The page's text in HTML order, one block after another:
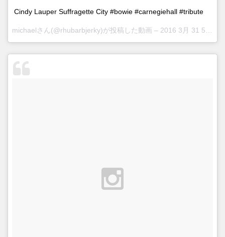
Cindy Lauper Suffragette City #bowie #carnegiehall #tribute
michaelさん(@rhubarbjerky)が投稿した動画 – 2016 3月 31 5:18午後 PDT